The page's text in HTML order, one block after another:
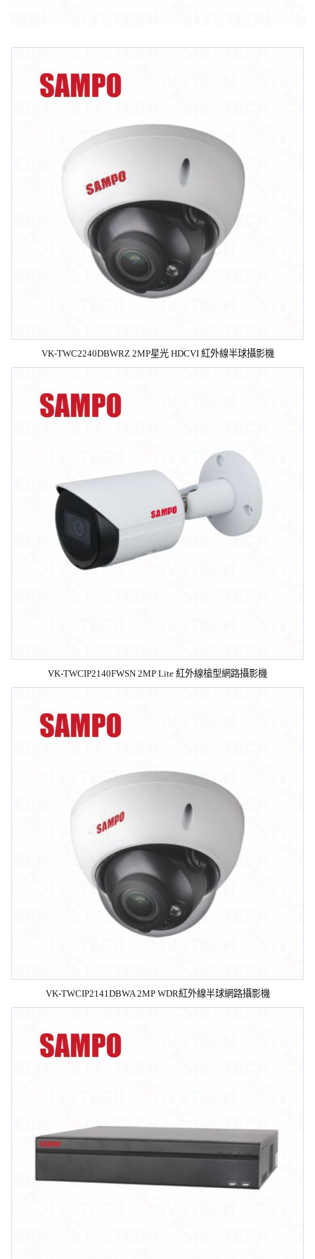
VK-TWC2240DBWRZ 2MP星光 HDCVI 紅外線半球攝影機
VK-TWCIP2140FWSN 2MP Lite 紅外線槍型網路攝影機
VK-TWCIP2141DBWA 2MP WDR紅外線半球網路攝影機